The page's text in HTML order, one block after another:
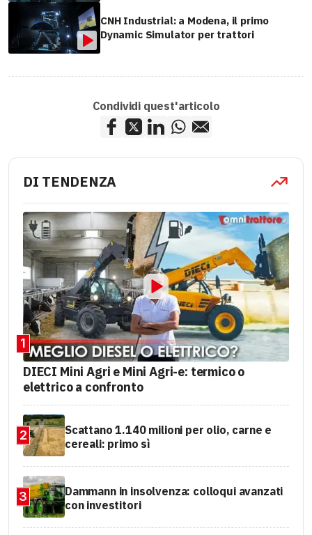
CNH Industrial: a Modena, il primo
Dynamic Simulator per trattori
Condividi quest'articolo
DI TENDENZA
1
DIECI Mini Agri e Mini Agri-e: termico o
elettrico a confronto
2
Scattano 1.140 milioni per olio, carne e
cereali: primo sì
3
Dammann in insolvenza: colloqui avanzati
con investitori